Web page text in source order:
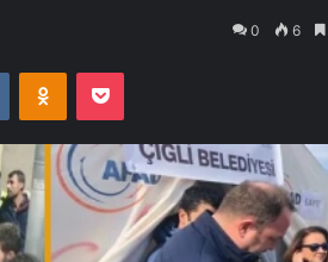
0 6
VKontakteOdnoklassniki
Pocket